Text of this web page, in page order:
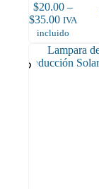
$20.00 –
$35.00Price
range:
through
$35.00
IVA
incluido
Este
producto
tiene
múltiples
variantes.